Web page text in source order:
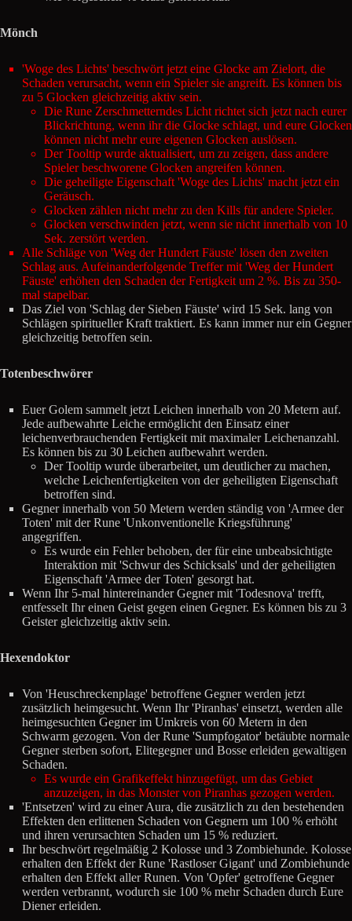
Mönch
'Woge des Lichts' beschwört jetzt eine Glocke am Zielort, die
Schaden verursacht, wenn ein Spieler sie angreift. Es können bis
zu 5 Glocken gleichzeitig aktiv sein.
Die Rune Zerschmetterndes Licht richtet sich jetzt nach eurer
Blickrichtung, wenn ihr die Glocke schlagt, und eure Glocken
können nicht mehr eure eigenen Glocken auslösen.
Der Tooltip wurde aktualisiert, um zu zeigen, dass andere
Spieler beschworene Glocken angreifen können.
Die geheiligte Eigenschaft 'Woge des Lichts' macht jetzt ein
Geräusch.
Glocken zählen nicht mehr zu den Kills für andere Spieler.
Glocken verschwinden jetzt, wenn sie nicht innerhalb von 10
Sek. zerstört werden.
Alle Schläge von 'Weg der Hundert Fäuste' lösen den zweiten
Schlag aus. Aufeinanderfolgende Treffer mit 'Weg der Hundert
Fäuste' erhöhen den Schaden der Fertigkeit um 2 %. Bis zu 350-
mal stapelbar.
Das Ziel von 'Schlag der Sieben Fäuste' wird 15 Sek. lang von
Schlägen spiritueller Kraft traktiert. Es kann immer nur ein Gegner
gleichzeitig betroffen sein.
Totenbeschwörer
Euer Golem sammelt jetzt Leichen innerhalb von 20 Metern auf.
Jede aufbewahrte Leiche ermöglicht den Einsatz einer
leichenverbrauchenden Fertigkeit mit maximaler Leichenanzahl.
Es können bis zu 30 Leichen aufbewahrt werden.
Der Tooltip wurde überarbeitet, um deutlicher zu machen,
welche Leichenfertigkeiten von der geheiligten Eigenschaft
betroffen sind.
Gegner innerhalb von 50 Metern werden ständig von 'Armee der
Toten' mit der Rune 'Unkonventionelle Kriegsführung'
angegriffen.
Es wurde ein Fehler behoben, der für eine unbeabsichtigte
Interaktion mit 'Schwur des Schicksals' und der geheiligten
Eigenschaft 'Armee der Toten' gesorgt hat.
Wenn Ihr 5-mal hintereinander Gegner mit 'Todesnova' trefft,
entfesselt Ihr einen Geist gegen einen Gegner. Es können bis zu 3
Geister gleichzeitig aktiv sein.
Hexendoktor
Von 'Heuschreckenplage' betroffene Gegner werden jetzt
zusätzlich heimgesucht. Wenn Ihr 'Piranhas' einsetzt, werden alle
heimgesuchten Gegner im Umkreis von 60 Metern in den
Schwarm gezogen. Von der Rune 'Sumpfogator' betäubte normale
Gegner sterben sofort, Elitegegner und Bosse erleiden gewaltigen
Schaden.
Es wurde ein Grafikeffekt hinzugefügt, um das Gebiet
anzuzeigen, in das Monster von Piranhas gezogen werden.
'Entsetzen' wird zu einer Aura, die zusätzlich zu den bestehenden
Effekten den erlittenen Schaden von Gegnern um 100 % erhöht
und ihren verursachten Schaden um 15 % reduziert.
Ihr beschwört regelmäßig 2 Kolosse und 3 Zombiehunde. Kolosse
erhalten den Effekt der Rune 'Rastloser Gigant' und Zombiehunde
erhalten den Effekt aller Runen. Von 'Opfer' getroffene Gegner
werden verbrannt, wodurch sie 100 % mehr Schaden durch Eure
Diener erleiden.